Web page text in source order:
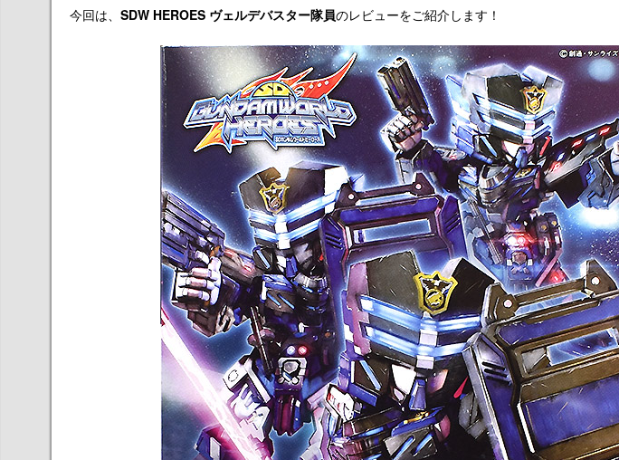
今回は、 SDW HEROES ヴェルデバスター隊員のレビューをご紹介します！